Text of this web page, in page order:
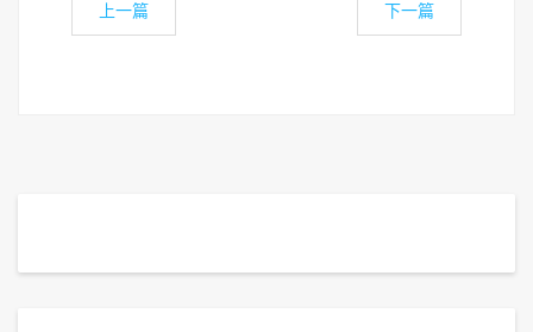
上一篇 下一篇